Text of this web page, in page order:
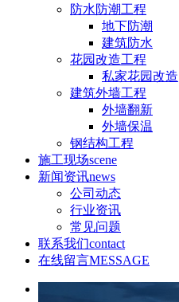
防水防潮工程
地下防潮
建筑防水
花园改造工程
私家花园改造
建筑外墙工程
外墙翻新
外墙保温
钢结构工程
施工现场scene
新闻资讯news
公司动态
行业资讯
常见问题
联系我们contact
在线留言MESSAGE